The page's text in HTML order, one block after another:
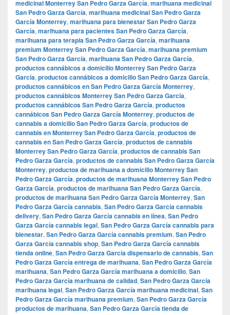
medicinal Monterrey San Pedro Garza García, marihuana medicinal
San Pedro Garza García, marihuana medicinal San Pedro Garza
García Monterrey, marihuana para bienestar San Pedro Garza
García, marihuana para pacientes San Pedro Garza García,
marihuana para terapia San Pedro Garza García, marihuana
premium Monterrey San Pedro Garza García, marihuana premium
San Pedro Garza García, marihuana San Pedro Garza García,
productos cannábicos a domicilio Monterrey San Pedro Garza
García, productos cannábicos a domicilio San Pedro Garza García,
productos cannábicos en San Pedro Garza García Monterrey,
productos cannábicos Monterrey San Pedro Garza García,
productos cannábicos San Pedro Garza García, productos
cannábicos San Pedro Garza García Monterrey, productos de
cannabis a domicilio San Pedro Garza García, productos de
cannabis en Monterrey San Pedro Garza García, productos de
cannabis en San Pedro Garza García, productos de cannabis
Monterrey San Pedro Garza García, productos de cannabis San
Pedro Garza García, productos de cannabis San Pedro Garza García
Monterrey, productos de marihuana a domicilio Monterrey San
Pedro Garza García, productos de marihuana Monterrey San Pedro
Garza García, productos de marihuana San Pedro Garza García,
productos de marihuana San Pedro Garza García Monterrey, San
Pedro Garza García cannabis, San Pedro Garza García cannabis
delivery, San Pedro Garza García cannabis en línea, San Pedro
Garza García cannabis legal, San Pedro Garza García cannabis para
bienestar, San Pedro Garza García cannabis premium, San Pedro
Garza García cannabis shop, San Pedro Garza García cannabis
tienda online, San Pedro Garza García dispensario de cannabis, San
Pedro Garza García entrega de marihuana, San Pedro Garza García
marihuana, San Pedro Garza García marihuana a domicilio, San
Pedro Garza García marihuana de calidad, San Pedro Garza García
marihuana legal, San Pedro Garza García marihuana medicinal, San
Pedro Garza García marihuana premium, San Pedro Garza García
productos de marihuana, San Pedro Garza García tienda de